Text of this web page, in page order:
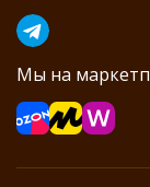
Мы на